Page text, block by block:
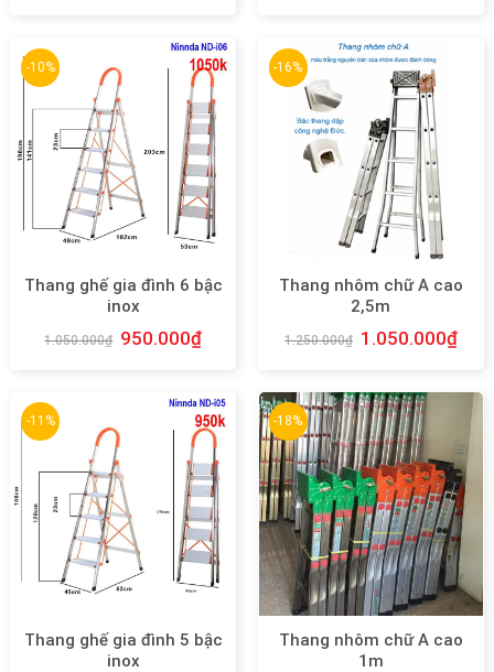
-10%
Thang ghế gia đình 6 bậc
inox
1.050.000₫ 950.000₫
-16%
Thang nhôm chữ A cao
2,5m
1.250.000₫ 1.050.000₫
-11%
Thang ghế gia đình 5 bậc
inox
-18%
Thang nhôm chữ A cao
1m